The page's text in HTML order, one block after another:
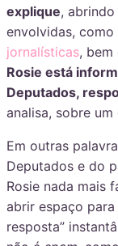
explique,
envolvidas, como
jornalísticas, bem
Rosie está
Deputados,
analisa, sobre
Em outras
Deputados e do
Rosie nada mais
abrir espaço para
resposta”